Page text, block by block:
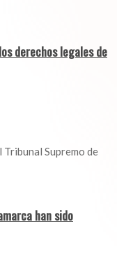
derechos legales de
Supremo de
han sido